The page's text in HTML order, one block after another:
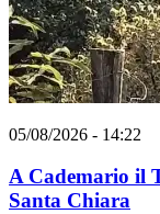
05/08/2026 - 14:22
A Cademario il
Santa Chiara